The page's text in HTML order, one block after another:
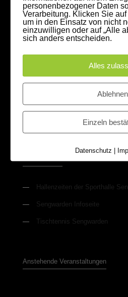
—
— Hallenzeiten der Sporthalle
— Sengwarden Infoseite
— Tischtennis Sengwarden
Anstehende Veranstaltungen
personenbezogener Daten
Verarbeitung. Klicken Sie auf
um in den Einsatz von nicht
einzuwilligen oder auf „Alle
sich anders entscheiden.
Alles
Ablehnen
Einzeln
Datenschutz |